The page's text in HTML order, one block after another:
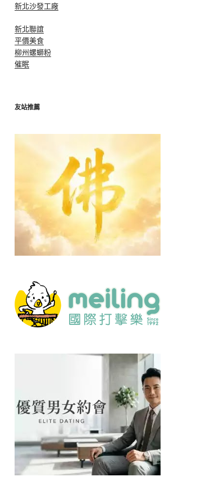
新北沙發工廠
新北聯誼
平價美食
柳州螺螄粉
催眠
友站推薦